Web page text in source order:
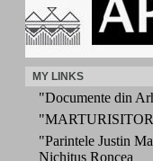
MY LINKS
"Documente din
"Parintele Justin
Nichitus Roncea